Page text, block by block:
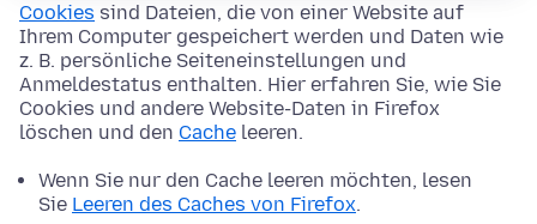
Cookies sind Dateien, die von einer Website auf
Ihrem Computer gespeichert werden und Daten wie
z. B. persönliche Seiteneinstellungen und
Anmeldestatus enthalten. Hier erfahren Sie, wie Sie
Cookies und andere Website-Daten in Firefox
löschen und den Cache leeren.
Wenn Sie nur den Cache leeren möchten, lesen
Sie Leeren des Caches von Firefox.